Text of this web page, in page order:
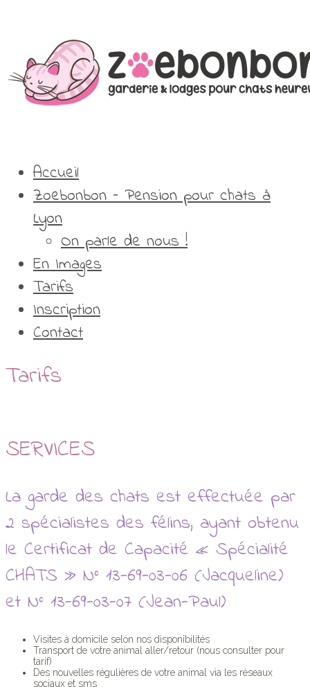
Accueil
Zoebonbon – Pension pour chats à
Lyon
On parle de nous !
En Images
Tarifs
Inscription
Contact
Tarifs
SERVICES
La garde des chats est effectuée par
2 spécialistes des félins, ayant obtenu
le Certificat de Capacité « Spécialité
CHATS » N° 13-69-03-06 (Jacqueline)
et N° 13-69-03-07 (Jean-Paul)
Visites à domicile selon nos disponibilités
Transport de votre animal aller/retour (nous consulter pour
tarif)
Des nouvelles régulières de votre animal via les réseaux
sociaux et sms